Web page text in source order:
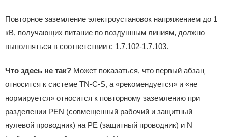
Повторное заземление электроустановок напряжением до 1
кВ, получающих питание по воздушным линиям, должно
выполняться в соответствии с 1.7.102-1.7.103.
Что здесь не так? Может показаться, что первый абзац
относится к системе TN-C-S, а «рекомендуется» и «не
нормируется» относится к повторному заземлению при
разделении PEN (совмещенный рабочий и защитный
нулевой проводник) на PE (защитный проводник) и N